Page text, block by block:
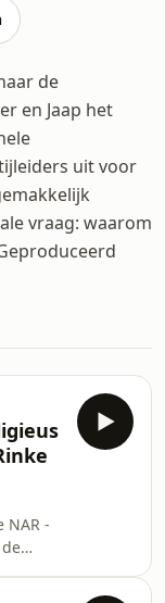
de
en Jaap het
uit voor
vraag: waarom
NAR -